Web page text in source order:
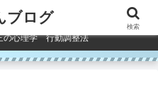
の心理学 行動調整法
ブログ
検索